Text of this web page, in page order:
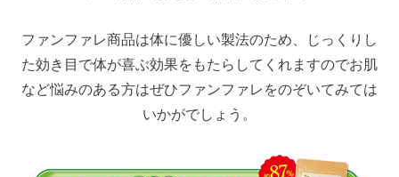
ファンファレ商品は体に優しい製法のため、じっくりし
た効き目で体が喜ぶ効果をもたらしてくれますのでお肌
など悩みのある方はぜひファンファレをのぞいてみては
いかがでしょう。